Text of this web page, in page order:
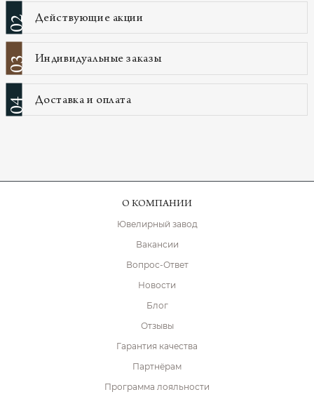
02 Действующие акции
03 Индивидуальные заказы
04 Доставка и оплата
О КОМПАНИИ
Ювелирный завод
Вакансии
Вопрос-Ответ
Новости
Блог
Отзывы
Гарантия качества
Партнёрам
Программа лояльности